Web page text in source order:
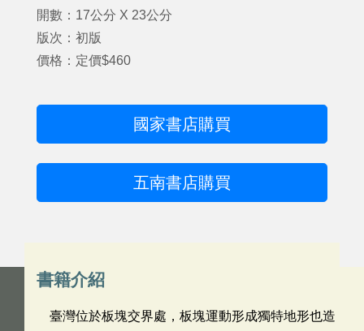
開數：17公分 X 23公分
版次：初版
價格：定價$460
國家書店購買
五南書店購買
書籍介紹
臺灣位於板塊交界處，板塊運動形成獨特地形也造